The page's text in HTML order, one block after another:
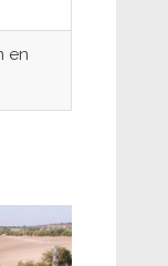
en